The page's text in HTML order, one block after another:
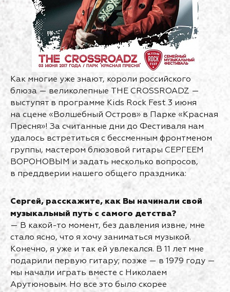
Как многие уже знают, короли российского
блюза — великолепные THE CROSSROADZ —
выступят в программе Kids Rock Fest 3 июня
на сцене «Волшебный Остров» в Парке «Красная
Пресня»! За считанные дни до Фестиваля нам
удалось встретиться с бессменным фронтменом
группы, мастером блюзовой гитары СЕРГЕЕМ
ВОРОНОВЫМ и задать несколько вопросов,
в преддверии нашего общего праздника:
Сергей, расскажите, как Вы начинали свой
музыкальный путь с самого детства?
— В какой-то момент, без давления извне, мне
стало ясно, что я хочу заниматься музыкой.
Конечно, я уже и так ей увлекался. В 11 лет мне
подарили первую гитару; позже — в 1979 году —
мы начали играть вместе с Николаем
Арутюновым. Но все это было скорее